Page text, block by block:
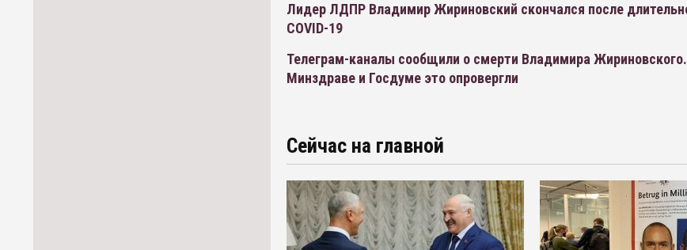
Лидер ЛДПР Владимир Жириновский скончался после
COVID-19
Телеграм-каналы сообщили о смерти Владимира
Минздраве и Госдуме это опровергли
Сейчас на главной